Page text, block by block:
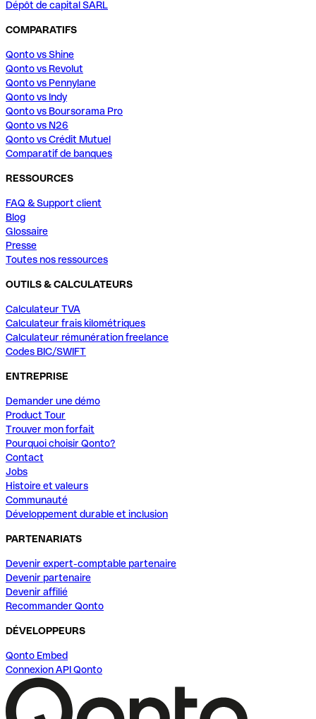
Dépôt de capital SARL
COMPARATIFS
Qonto vs Shine
Qonto vs Revolut
Qonto vs Pennylane
Qonto vs Indy
Qonto vs Boursorama Pro
Qonto vs N26
Qonto vs Crédit Mutuel
Comparatif de banques
RESSOURCES
FAQ & Support client
Blog
Glossaire
Presse
Toutes nos ressources
OUTILS & CALCULATEURS
Calculateur TVA
Calculateur frais kilométriques
Calculateur rémunération freelance
Codes BIC/SWIFT
ENTREPRISE
Demander une démo
Product Tour
Trouver mon forfait
Pourquoi choisir Qonto?
Contact
Jobs
Histoire et valeurs
Communauté
Développement durable et inclusion
PARTENARIATS
Devenir expert-comptable partenaire
Devenir partenaire
Devenir affilié
Recommander Qonto
DÉVELOPPEURS
Qonto Embed
Connexion API Qonto